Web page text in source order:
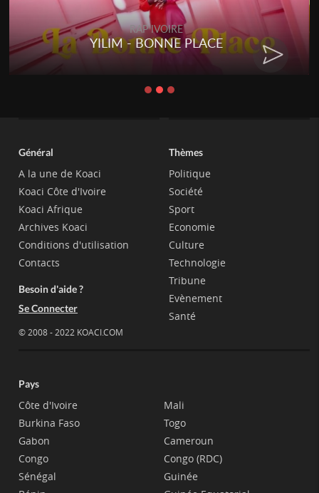
RAP IVOIRE
YILIM - BONNE PLACE
Général
A la une de Koaci
Koaci Côte d'Ivoire
Koaci Afrique
Archives Koaci
Conditions d'utilisation
Contacts
Besoin d'aide ?
Se Connecter
© 2008 - 2022 KOACI.COM
Thèmes
Politique
Société
Sport
Economie
Culture
Technologie
Tribune
Evènement
Santé
Pays
Côte d'Ivoire
Burkina Faso
Gabon
Congo
Sénégal
Mali
Togo
Cameroun
Congo (RDC)
Guinée